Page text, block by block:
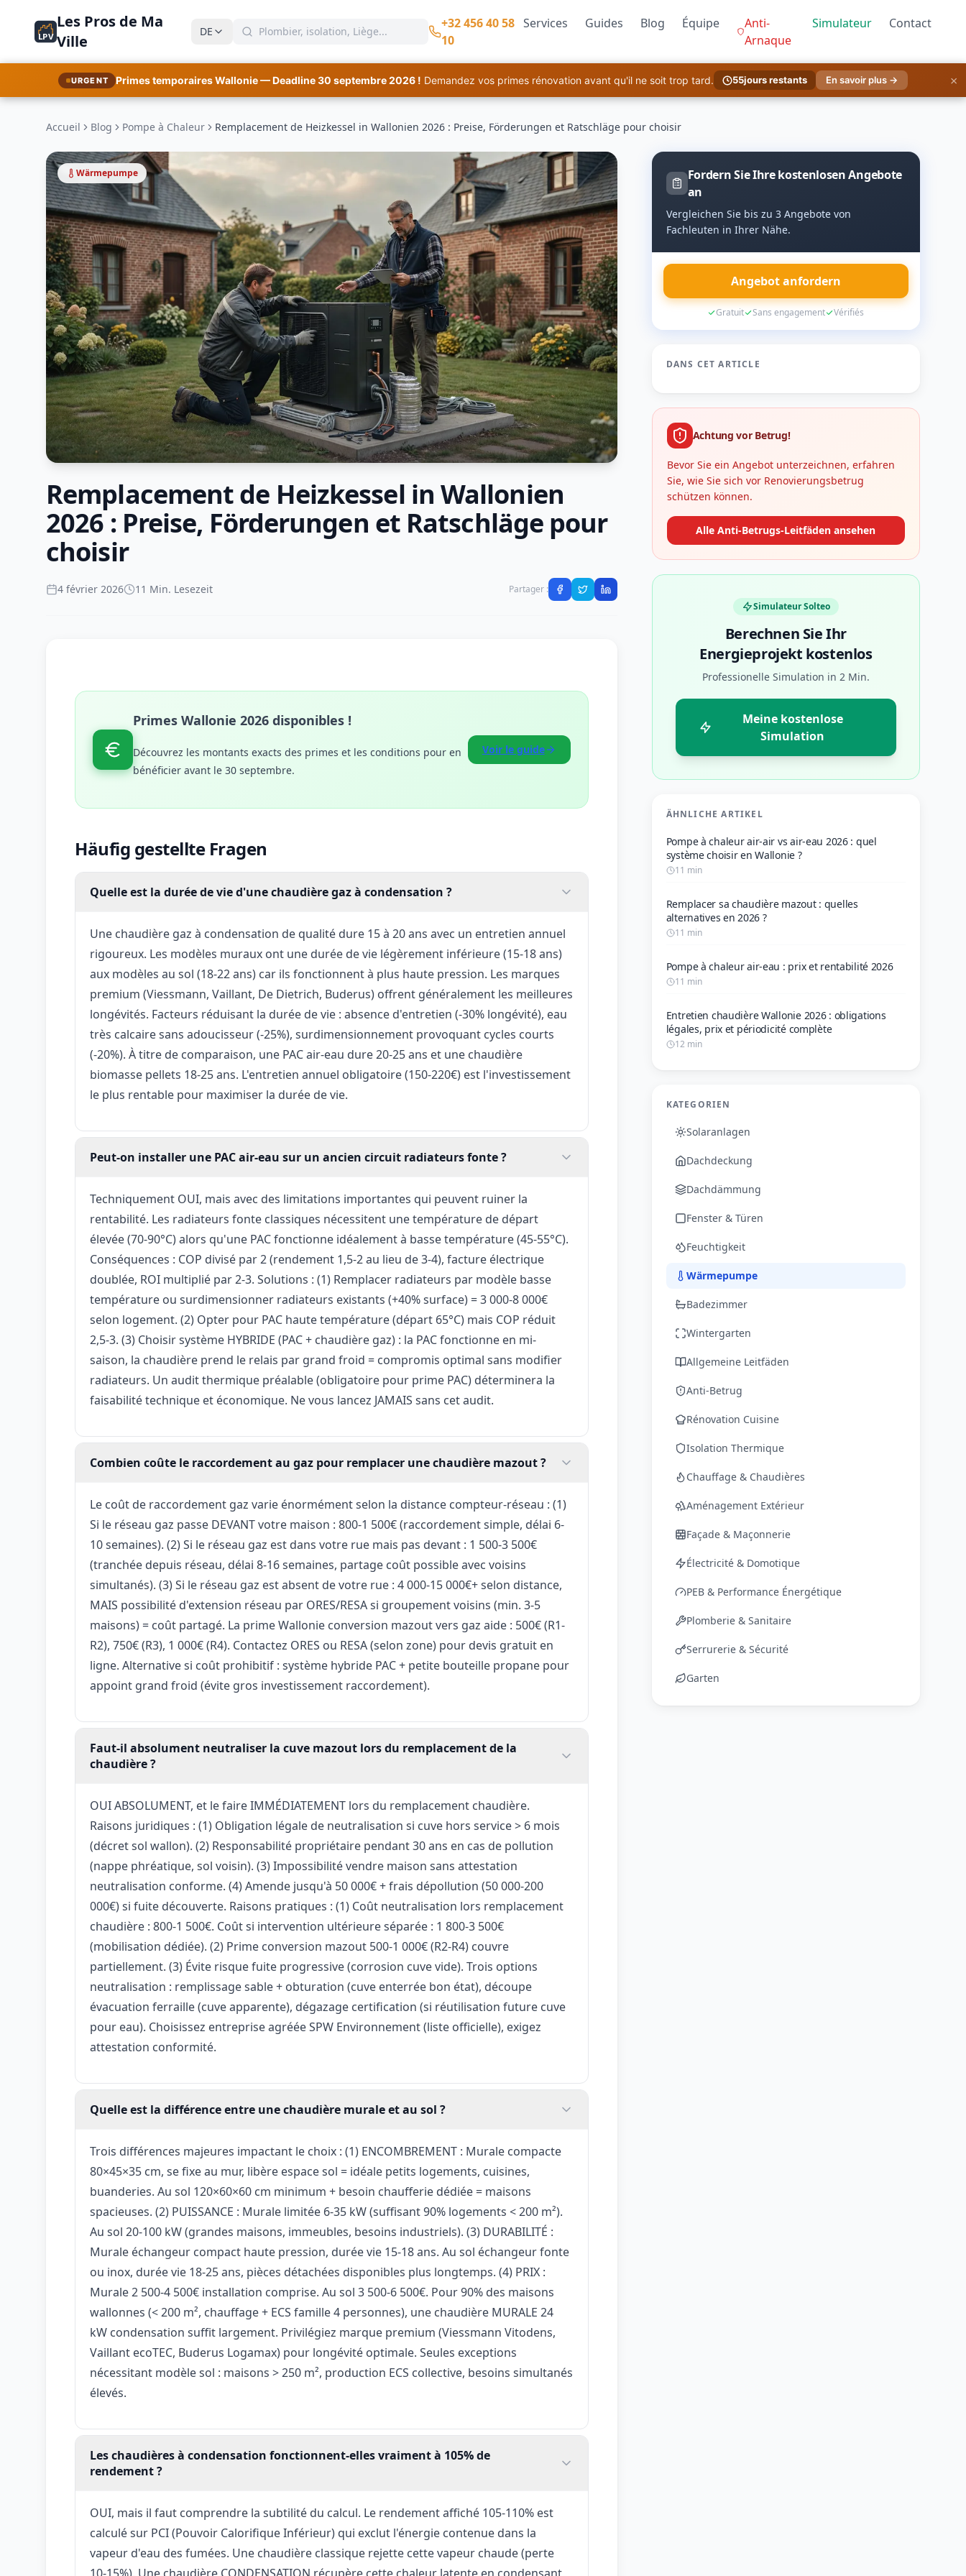
LPV
Les Pros de Ma
Ville
DE
+32 456 40 58
10
Services Guides Blog Équipe
Anti-
Arnaque
Simulateur Contact
URGENT Primes temporaires Wallonie — Deadline 30 septembre 2026 ! Demandez vos primes rénovation avant qu'il ne soit trop tard. 55jours restants En savoir plus → ×
Accueil Blog Pompe à Chaleur Remplacement de Heizkessel in Wallonien 2026 : Preise, Förderungen et Ratschläge pour choisir
Wärmepumpe
Remplacement de Heizkessel in Wallonien
2026 : Preise, Förderungen et Ratschläge pour
choisir
4 février 2026 11 Min. Lesezeit Partager :
Primes Wallonie 2026 disponibles !
Découvrez les montants exacts des primes et les conditions pour en
bénéficier avant le 30 septembre.
Voir le guide
Häufig gestellte Fragen
Quelle est la durée de vie d'une chaudière gaz à condensation ?
Une chaudière gaz à condensation de qualité dure 15 à 20 ans avec un entretien annuel
rigoureux. Les modèles muraux ont une durée de vie légèrement inférieure (15-18 ans)
aux modèles au sol (18-22 ans) car ils fonctionnent à plus haute pression. Les marques
premium (Viessmann, Vaillant, De Dietrich, Buderus) offrent généralement les meilleures
longévités. Facteurs réduisant la durée de vie : absence d'entretien (-30% longévité), eau
très calcaire sans adoucisseur (-25%), surdimensionnement provoquant cycles courts
(-20%). À titre de comparaison, une PAC air-eau dure 20-25 ans et une chaudière
biomasse pellets 18-25 ans. L'entretien annuel obligatoire (150-220€) est l'investissement
le plus rentable pour maximiser la durée de vie.
Peut-on installer une PAC air-eau sur un ancien circuit radiateurs fonte ?
Techniquement OUI, mais avec des limitations importantes qui peuvent ruiner la
rentabilité. Les radiateurs fonte classiques nécessitent une température de départ
élevée (70-90°C) alors qu'une PAC fonctionne idéalement à basse température (45-55°C).
Conséquences : COP divisé par 2 (rendement 1,5-2 au lieu de 3-4), facture électrique
doublée, ROI multiplié par 2-3. Solutions : (1) Remplacer radiateurs par modèle basse
température ou surdimensionner radiateurs existants (+40% surface) = 3 000-8 000€
selon logement. (2) Opter pour PAC haute température (départ 65°C) mais COP réduit
2,5-3. (3) Choisir système HYBRIDE (PAC + chaudière gaz) : la PAC fonctionne en mi-
saison, la chaudière prend le relais par grand froid = compromis optimal sans modifier
radiateurs. Un audit thermique préalable (obligatoire pour prime PAC) déterminera la
faisabilité technique et économique. Ne vous lancez JAMAIS sans cet audit.
Combien coûte le raccordement au gaz pour remplacer une chaudière mazout ?
Le coût de raccordement gaz varie énormément selon la distance compteur-réseau : (1)
Si le réseau gaz passe DEVANT votre maison : 800-1 500€ (raccordement simple, délai 6-
10 semaines). (2) Si le réseau gaz est dans votre rue mais pas devant : 1 500-3 500€
(tranchée depuis réseau, délai 8-16 semaines, partage coût possible avec voisins
simultanés). (3) Si le réseau gaz est absent de votre rue : 4 000-15 000€+ selon distance,
MAIS possibilité d'extension réseau par ORES/RESA si groupement voisins (min. 3-5
maisons) = coût partagé. La prime Wallonie conversion mazout vers gaz aide : 500€ (R1-
R2), 750€ (R3), 1 000€ (R4). Contactez ORES ou RESA (selon zone) pour devis gratuit en
ligne. Alternative si coût prohibitif : système hybride PAC + petite bouteille propane pour
appoint grand froid (évite gros investissement raccordement).
Faut-il absolument neutraliser la cuve mazout lors du remplacement de la
chaudière ?
OUI ABSOLUMENT, et le faire IMMÉDIATEMENT lors du remplacement chaudière.
Raisons juridiques : (1) Obligation légale de neutralisation si cuve hors service > 6 mois
(décret sol wallon). (2) Responsabilité propriétaire pendant 30 ans en cas de pollution
(nappe phréatique, sol voisin). (3) Impossibilité vendre maison sans attestation
neutralisation conforme. (4) Amende jusqu'à 50 000€ + frais dépollution (50 000-200
000€) si fuite découverte. Raisons pratiques : (1) Coût neutralisation lors remplacement
chaudière : 800-1 500€. Coût si intervention ultérieure séparée : 1 800-3 500€
(mobilisation dédiée). (2) Prime conversion mazout 500-1 000€ (R2-R4) couvre
partiellement. (3) Évite risque fuite progressive (corrosion cuve vide). Trois options
neutralisation : remplissage sable + obturation (cuve enterrée bon état), découpe
évacuation ferraille (cuve apparente), dégazage certification (si réutilisation future cuve
pour eau). Choisissez entreprise agréée SPW Environnement (liste officielle), exigez
attestation conformité.
Quelle est la différence entre une chaudière murale et au sol ?
Trois différences majeures impactant le choix : (1) ENCOMBREMENT : Murale compacte
80×45×35 cm, se fixe au mur, libère espace sol = idéale petits logements, cuisines,
buanderies. Au sol 120×60×60 cm minimum + besoin chaufferie dédiée = maisons
spacieuses. (2) PUISSANCE : Murale limitée 6-35 kW (suffisant 90% logements < 200 m²).
Au sol 20-100 kW (grandes maisons, immeubles, besoins industriels). (3) DURABILITÉ :
Murale échangeur compact haute pression, durée vie 15-18 ans. Au sol échangeur fonte
ou inox, durée vie 18-25 ans, pièces détachées disponibles plus longtemps. (4) PRIX :
Murale 2 500-4 500€ installation comprise. Au sol 3 500-6 500€. Pour 90% des maisons
wallonnes (< 200 m², chauffage + ECS famille 4 personnes), une chaudière MURALE 24
kW condensation suffit largement. Privilégiez marque premium (Viessmann Vitodens,
Vaillant ecoTEC, Buderus Logamax) pour longévité optimale. Seules exceptions
nécessitant modèle sol : maisons > 250 m², production ECS collective, besoins simultanés
élevés.
Les chaudières à condensation fonctionnent-elles vraiment à 105% de
rendement ?
OUI, mais il faut comprendre la subtilité du calcul. Le rendement affiché 105-110% est
calculé sur PCI (Pouvoir Calorifique Inférieur) qui exclut l'énergie contenue dans la
vapeur d'eau des fumées. Une chaudière classique rejette cette vapeur chaude (perte
Fordern Sie Ihre kostenlosen Angebote
an
Vergleichen Sie bis zu 3 Angebote von
Fachleuten in Ihrer Nähe.
Angebot anfordern
Gratuit Sans engagement Vérifiés
DANS CET ARTICLE
Achtung vor Betrug!
Bevor Sie ein Angebot unterzeichnen, erfahren
Sie, wie Sie sich vor Renovierungsbetrug
schützen können.
Alle Anti-Betrugs-Leitfäden ansehen
Simulateur Solteo
Berechnen Sie Ihr
Energieprojekt kostenlos
Professionelle Simulation in 2 Min.
Meine kostenlose
Simulation
ÄHNLICHE ARTIKEL
Pompe à chaleur air-air vs air-eau 2026 : quel
système choisir en Wallonie ?
11 min
Remplacer sa chaudière mazout : quelles
alternatives en 2026 ?
11 min
Pompe à chaleur air-eau : prix et rentabilité 2026
11 min
Entretien chaudière Wallonie 2026 : obligations
légales, prix et périodicité complète
12 min
KATEGORIEN
Solaranlagen
Dachdeckung
Dachdämmung
Fenster & Türen
Feuchtigkeit
Wärmepumpe
Badezimmer
Wintergarten
Allgemeine Leitfäden
Anti-Betrug
Rénovation Cuisine
Isolation Thermique
Chauffage & Chaudières
Aménagement Extérieur
Façade & Maçonnerie
Électricité & Domotique
PEB & Performance Énergétique
Plomberie & Sanitaire
Serrurerie & Sécurité
Garten